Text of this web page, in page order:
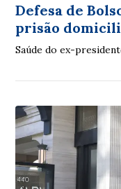
Defesa de
prisão
Saúde do ex-